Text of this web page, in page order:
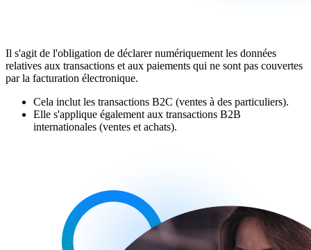
Il s'agit de l'obligation de déclarer numériquement les données
relatives aux transactions et aux paiements qui ne sont pas couvertes
par la facturation électronique.
Cela inclut les transactions B2C (ventes à des particuliers).
Elle s'applique également aux transactions B2B
internationales (ventes et achats).